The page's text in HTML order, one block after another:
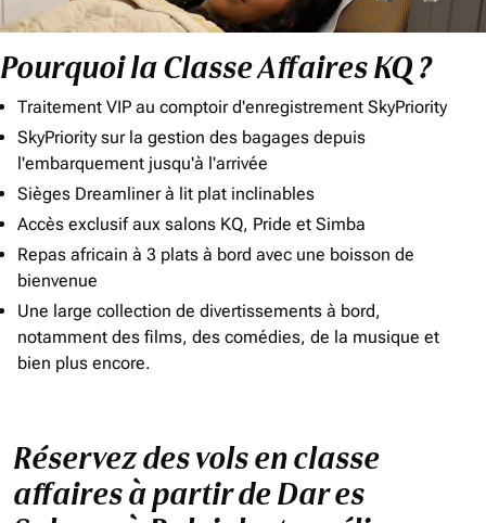
Pourquoi la Classe Affaires KQ ?
Traitement VIP au comptoir d'enregistrement SkyPriority
SkyPriority sur la gestion des bagages depuis
l'embarquement jusqu'à l'arrivée
Sièges Dreamliner à lit plat inclinables
Accès exclusif aux salons KQ, Pride et Simba
Repas africain à 3 plats à bord avec une boisson de
bienvenue
Une large collection de divertissements à bord,
notamment des films, des comédies, de la musique et
bien plus encore.
Réservez des vols en classe
affaires à partir de Dar es